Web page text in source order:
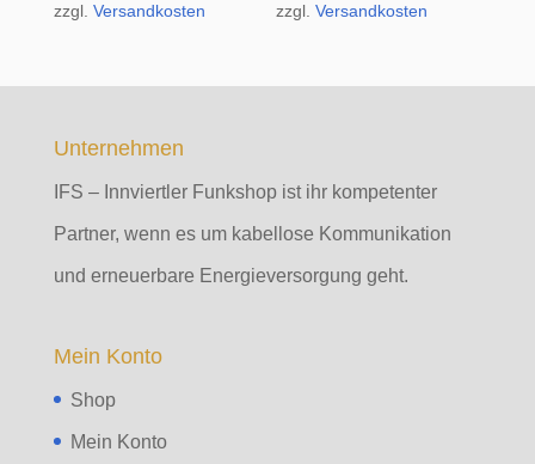
zzgl. Versandkosten zzgl.Versandkosten
Unternehmen
IFS – Innviertler Funkshop ist ihr kompetenter
Partner, wenn es um kabellose Kommunikation
und erneuerbare Energieversorgung geht.
Mein Konto
Shop
Mein Konto